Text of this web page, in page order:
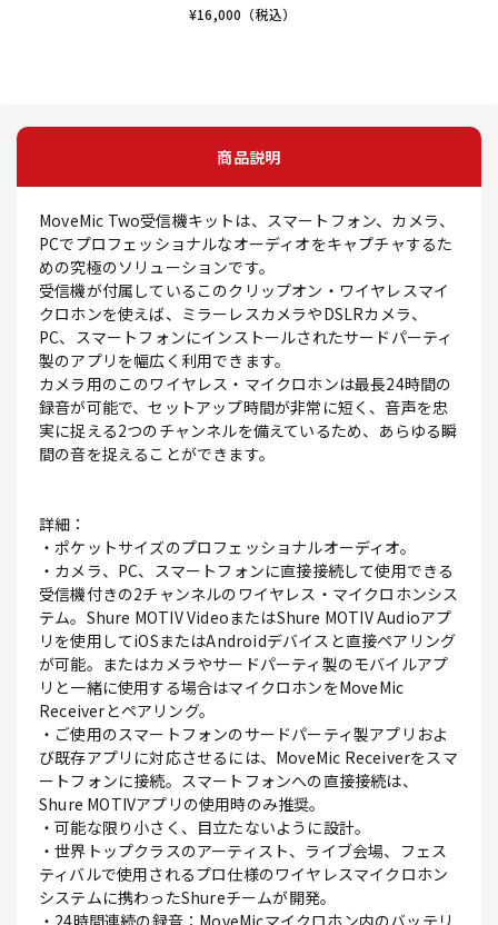
¥16,000 （税込）
商品説明
MoveMic Two受信機キットは、スマートフォン、カメラ、
PCでプロフェッショナルなオーディオをキャプチャするた
めの究極のソリューションです。
受信機が付属しているこのクリップオン・ワイヤレスマイ
クロホンを使えば、ミラーレスカメラやDSLRカメラ、
PC、スマートフォンにインストールされたサードパーティ
製のアプリを幅広く利用できます。
カメラ用のこのワイヤレス・マイクロホンは最長24時間の
録音が可能で、セットアップ時間が非常に短く、音声を忠
実に捉える2つのチャンネルを備えているため、あらゆる瞬
間の音を捉えることができます。
詳細：
・ポケットサイズのプロフェッショナルオーディオ。
・カメラ、PC、スマートフォンに直接接続して使用できる
受信機付きの2チャンネルのワイヤレス・マイクロホンシス
テム。Shure MOTIV VideoまたはShure MOTIV Audioアプ
リを使用してiOSまたはAndroidデバイスと直接ペアリング
が可能。またはカメラやサードパーティ製のモバイルアプ
リと一緒に使用する場合はマイクロホンをMoveMic
Receiverとペアリング。
・ご使用のスマートフォンのサードパーティ製アプリおよ
び既存アプリに対応させるには、MoveMic Receiverをスマ
ートフォンに接続。スマートフォンへの直接接続は、
Shure MOTIVアプリの使用時のみ推奨。
・可能な限り小さく、目立たないように設計。
・世界トップクラスのアーティスト、ライブ会場、フェス
ティバルで使用されるプロ仕様のワイヤレスマイクロホン
システムに携わったShureチームが開発。